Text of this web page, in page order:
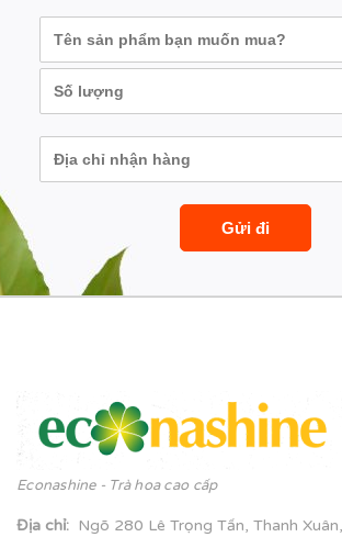
Econashine - Trà hoa cao cấp
Địa chỉ: Ngõ 280 Lê Trọng Tấn, Thanh